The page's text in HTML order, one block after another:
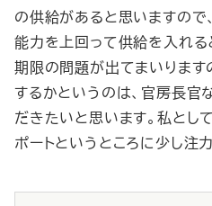
の供給があると思いますので
能力を上回って供給を入れる
期限の問題が出てまいります
するかというのは、官房長官
だきたいと思います。私とし
ポートというところに少し注